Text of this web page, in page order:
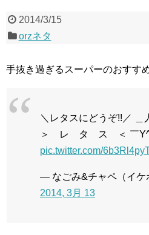
2014/3/15
orzネタ
手抜き過ぎるスーパーのおすす
＼レタスにどうぞ!!／ ＿
＞ レ タ ス ＜ ￣
pic.twitter.com/
— なごみ&チャペ（イケ
2014, 3月 13